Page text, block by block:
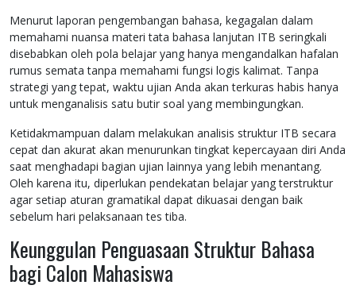
Menurut laporan pengembangan bahasa, kegagalan dalam
memahami nuansa materi tata bahasa lanjutan ITB seringkali
disebabkan oleh pola belajar yang hanya mengandalkan hafalan
rumus semata tanpa memahami fungsi logis kalimat. Tanpa
strategi yang tepat, waktu ujian Anda akan terkuras habis hanya
untuk menganalisis satu butir soal yang membingungkan.
Ketidakmampuan dalam melakukan analisis struktur ITB secara
cepat dan akurat akan menurunkan tingkat kepercayaan diri Anda
saat menghadapi bagian ujian lainnya yang lebih menantang.
Oleh karena itu, diperlukan pendekatan belajar yang terstruktur
agar setiap aturan gramatikal dapat dikuasai dengan baik
sebelum hari pelaksanaan tes tiba.
Keunggulan Penguasaan Struktur Bahasa
bagi Calon Mahasiswa